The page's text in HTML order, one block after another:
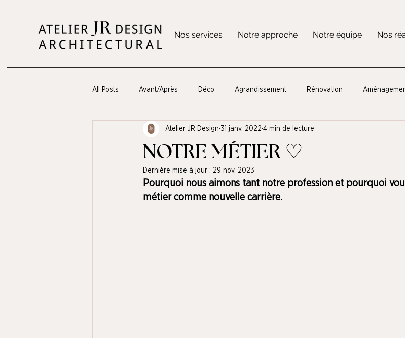
Nos services Notre approche Notre équipe Nos
All Posts Avant/Après Déco Agrandissement Rénovation
Optimisation de l'espace
NOTRE MÉTIER ♡
Atelier JR Design 31 janv. 2022 4 min de lecture
Dernière mise à jour : 29 nov. 2023
Pourquoi nous aimons tant notre profession et pourquoi
métier comme nouvelle carrière.